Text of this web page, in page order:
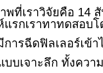
ที่เราวิจัยคือ 14
แรกเราทาทดสอบโ
การฉีดฟิลเลอร์เข้า
บเจาะลึก ทั้งควา